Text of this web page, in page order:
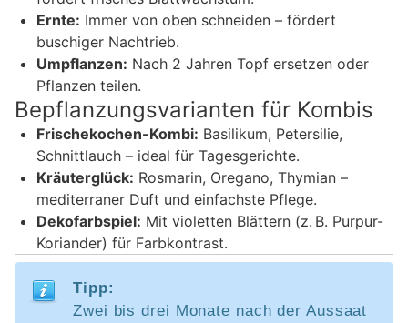
Ernte: Immer von oben schneiden – fördert
buschiger Nachtrieb.
Umpflanzen: Nach 2 Jahren Topf ersetzen oder
Pflanzen teilen.
Bepflanzungsvarianten für Kombis
Frischekochen-Kombi: Basilikum, Petersilie,
Schnittlauch – ideal für Tagesgerichte.
Kräuterglück: Rosmarin, Oregano, Thymian –
mediterraner Duft und einfachste Pflege.
Dekofarbspiel: Mit violetten Blättern (z. B. Purpur-
Koriander) für Farbkontrast.
Tipp:
Zwei bis drei Monate nach der Aussaat